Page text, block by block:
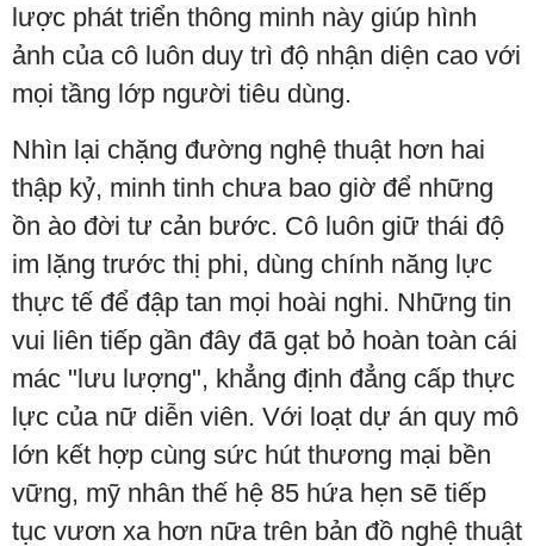
lược phát triển thông minh này giúp hình
ảnh của cô luôn duy trì độ nhận diện cao với
mọi tầng lớp người tiêu dùng.
Nhìn lại chặng đường nghệ thuật hơn hai
thập kỷ, minh tinh chưa bao giờ để những
ồn ào đời tư cản bước. Cô luôn giữ thái độ
im lặng trước thị phi, dùng chính năng lực
thực tế để đập tan mọi hoài nghi. Những tin
vui liên tiếp gần đây đã gạt bỏ hoàn toàn cái
mác "lưu lượng", khẳng định đẳng cấp thực
lực của nữ diễn viên. Với loạt dự án quy mô
lớn kết hợp cùng sức hút thương mại bền
vững, mỹ nhân thế hệ 85 hứa hẹn sẽ tiếp
tục vươn xa hơn nữa trên bản đồ nghệ thuật